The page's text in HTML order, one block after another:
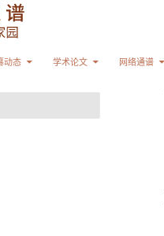
动态 学术论文 网络通谱